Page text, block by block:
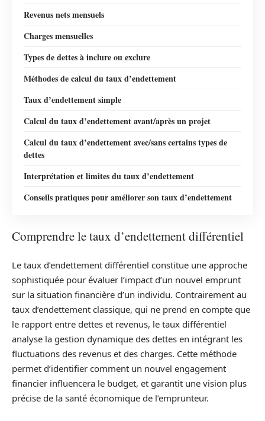
Revenus nets mensuels
Charges mensuelles
Types de dettes à inclure ou exclure
Méthodes de calcul du taux d’endettement
Taux d’endettement simple
Calcul du taux d’endettement avant/après un projet
Calcul du taux d’endettement avec/sans certains types de
dettes
Interprétation et limites du taux d’endettement
Conseils pratiques pour améliorer son taux d’endettement
Comprendre le taux d’endettement différentiel
Le taux d’endettement différentiel constitue une approche
sophistiquée pour évaluer l’impact d’un nouvel emprunt
sur la situation financière d’un individu. Contrairement au
taux d’endettement classique, qui ne prend en compte que
le rapport entre dettes et revenus, le taux différentiel
analyse la gestion dynamique des dettes en intégrant les
fluctuations des revenus et des charges. Cette méthode
permet d’identifier comment un nouvel engagement
financier influencera le budget, et garantit une vision plus
précise de la santé économique de l’emprunteur.